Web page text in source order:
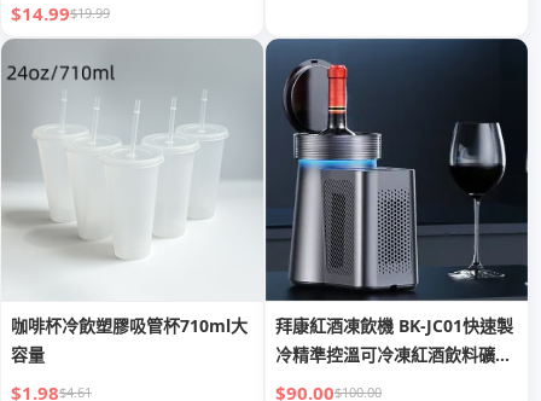
$14.99$19.99
咖啡杯冷飲塑膠吸管杯710ml大
容量
$1.98$4.61
拜康紅酒凍飲機 BK-JC01快速製
冷精準控溫可冷凍紅酒飲料礦泉
水節能靜音小巧便捷
$90.00$100.00